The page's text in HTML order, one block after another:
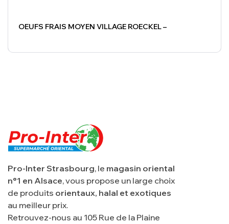
OEUFS FRAIS MOYEN VILLAGE ROECKEL –
Pro-Inter Strasbourg, le magasin oriental
n°1 en Alsace, vous propose un large choix
de produits orientaux, halal et exotiques
au meilleur prix.
Retrouvez-nous au 105 Rue de la Plaine